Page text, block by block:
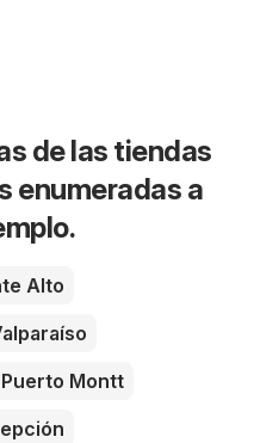
de las tiendas
enumeradas a
Alto
Puerto Montt